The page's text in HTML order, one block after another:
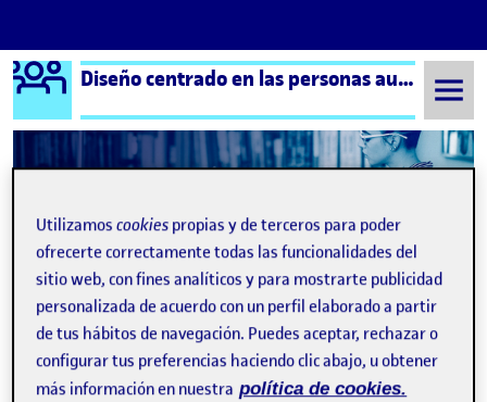
Saltar al contenido
Logo Ágora Diseño centrado en las personas aula 2
Semestre 20212 - Aula 2 13 Junio, 2022
13 Junio, 2022
Publicado porPráctica 2: Interacción y Objeto
Publicado por
Andrea Samantha Vargas González
Visibilidad:
Pública -Fecha de publicación
13 Jun 2022-comentarioen Práctica 2: Interacción y Objeto
Utilizamoscookies propias y de terceros para poder
ofrecerte correctamente todas las funcionalidades del
sitio web, con fines analíticos y para mostrarte publicidad
personalizada de acuerdo con un perfil elaborado a partir
de tus hábitos de navegación. Puedes aceptar, rechazar o
configurar tus preferencias haciendo clic abajo, u obtener
más información en nuestra política de cookies.